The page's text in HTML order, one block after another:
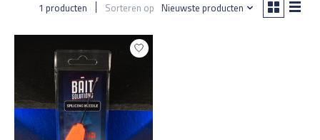
1 producten Sorteren op Nieuwste producten